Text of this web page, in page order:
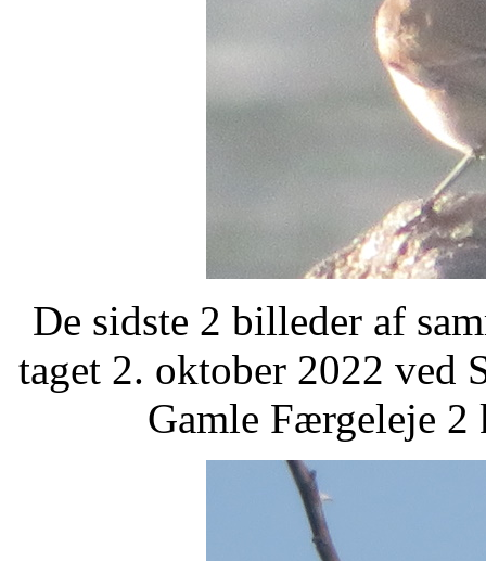
De sidste 2 billeder af
taget 2. oktober 2022 ved
Gamle Færgeleje